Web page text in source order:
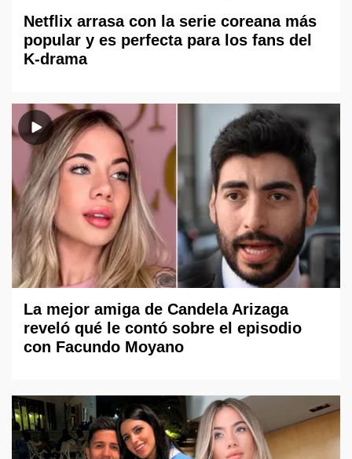
Netflix arrasa con la serie coreana más
popular y es perfecta para los fans del
K-drama
La mejor amiga de Candela Arizaga
reveló qué le contó sobre el episodio
con Facundo Moyano